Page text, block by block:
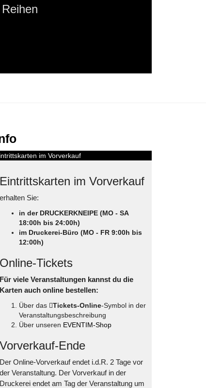
im Vorverkauf
Eintrittskarten im Vorverkauf
erhalten Sie:
in der DRUCKERKNEIPE (MO - SA
18:00h bis 24:00h)
im Druckerei-Büro (MO - FR 9:00h bis
12:00h)
Online-Tickets
Für viele Veranstaltungen kannst du die
Karten auch online bestellen:
Über das Tickets-Online-Symbol in der
Veranstaltungsbeschreibung
Über unseren EVENTIM-Shop
Vorverkauf-Ende
Der Online-Vorverkauf endet i.d.R. 2 Tage vor
der Veranstaltung. Der Vorverkauf in der
Druckerei endet am Tag der Veranstaltung um